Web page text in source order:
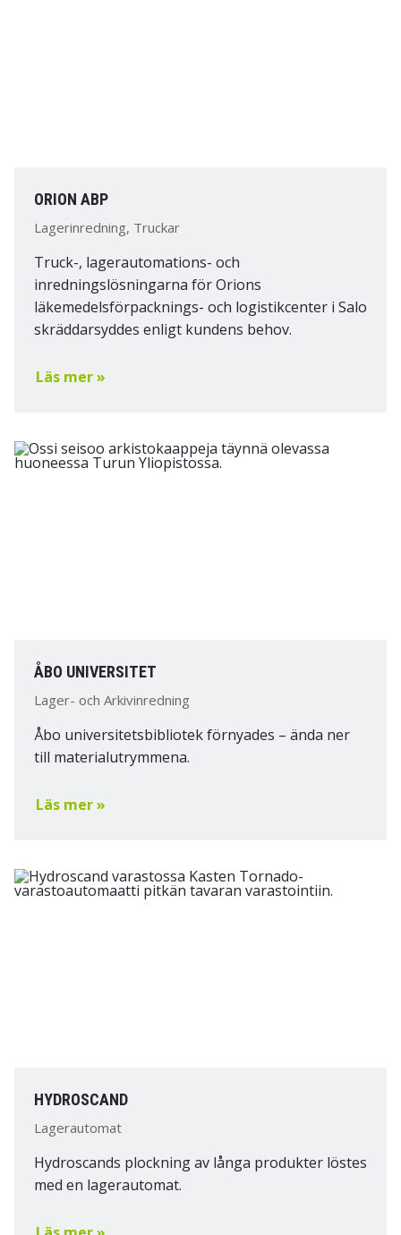
ORION ABP
Lagerinredning, Truckar
Truck-, lagerautomations- och
inredningslösningarna för Orions
läkemedelsförpacknings- och logistikcenter i Salo
skräddarsyddes enligt kundens behov.
Läs mer »
ÅBO UNIVERSITET
Lager- och Arkivinredning
Åbo universitetsbibliotek förnyades – ända ner
till materialutrymmena.
Läs mer »
HYDROSCAND
Lagerautomat
Hydroscands plockning av långa produkter löstes
med en lagerautomat.